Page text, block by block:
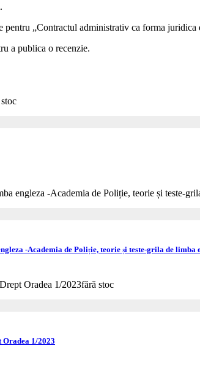
pentru „Contractul administrativ ca forma juridica
a publica o recenzie.
-Academia de Poliție, teorie și teste-grila de limba
fără stoc
1/2023